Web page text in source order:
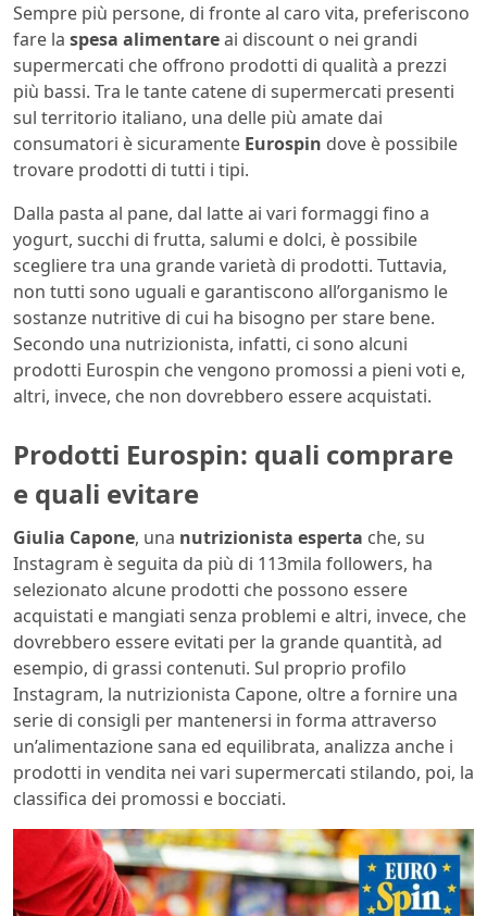
Sempre più persone, di fronte al caro vita, preferiscono
fare la spesa alimentareai discount o nei grandi
supermercati che offrono prodotti di qualità a prezzi
più bassi. Tra le tante catene di supermercati presenti
sul territorio italiano, una delle più amate dai
consumatori è sicuramente Eurospin dove è possibile
trovare prodotti di tutti i tipi.
Dalla pasta al pane, dal latte ai vari formaggi fino a
yogurt, succhi di frutta, salumi e dolci, è possibile
scegliere tra una grande varietà di prodotti. Tuttavia,
non tutti sono uguali e garantiscono all’organismo le
sostanze nutritive di cui ha bisogno per stare bene.
Secondo una nutrizionista, infatti, ci sono alcuni
prodotti Eurospin che vengono promossi a pieni voti e,
altri, invece, che non dovrebbero essere acquistati.
Prodotti Eurospin: quali comprare
e quali evitare
Giulia Capone, una nutrizionista esperta che, su
Instagram è seguita da più di 113mila followers, ha
selezionato alcune prodotti che possono essere
acquistati e mangiati senza problemi e altri, invece, che
dovrebbero essere evitati per la grande quantità, ad
esempio, di grassi contenuti. Sul proprio profilo
Instagram, la nutrizionista Capone, oltre a fornire una
serie di consigli per mantenersi in forma attraverso
un’alimentazione sana ed equilibrata, analizza anche i
prodotti in vendita nei vari supermercati stilando, poi, la
classifica dei promossi e bocciati.